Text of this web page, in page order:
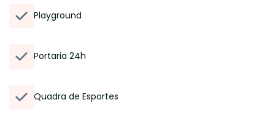
Playground
Portaria 24h
Quadra de Esportes